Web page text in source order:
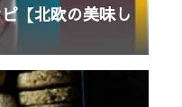
【北欧の美味し